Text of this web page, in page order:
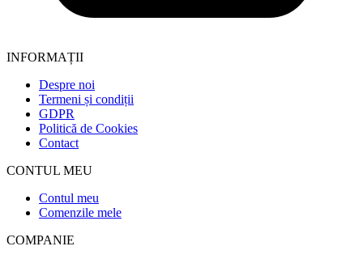
INFORMAȚII
Despre noi
Termeni și condiții
GDPR
Politică de Cookies
Contact
CONTUL MEU
Contul meu
Comenzile mele
COMPANIE